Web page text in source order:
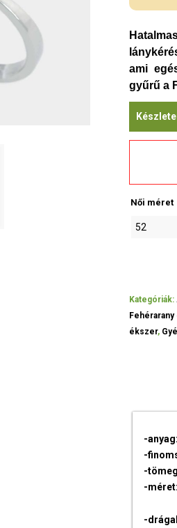
is:
1
749
300 Ft.
ami
gyűrű a
Női méret
Kategóriák:
ékszer,
-
-
-
-
-